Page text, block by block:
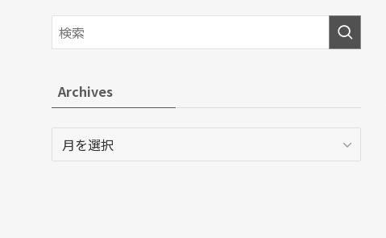
Archives
Archives